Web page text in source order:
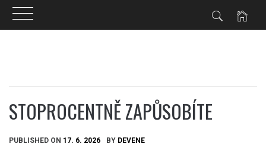
STOPROCENTNĚ ZAPŮSOBÍTE
PUBLISHED ON 17. 6. 2026 BY DEVENE